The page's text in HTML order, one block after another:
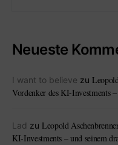
Neueste
I want to believe zu
Vordenker des KI-Investments
Lad zu Leopold
KI-Investments – und seinem